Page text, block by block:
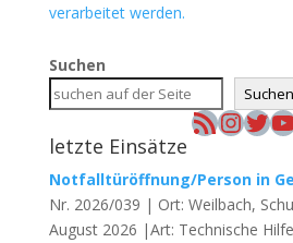
verarbeitet werden.
Suchen
Suchen
RSS-Feed
letzte Einsätze
Notfalltüröffnung/Person in
Nr. 2026/039 | Ort: Weilbach,
August 2026 |Art: Technische